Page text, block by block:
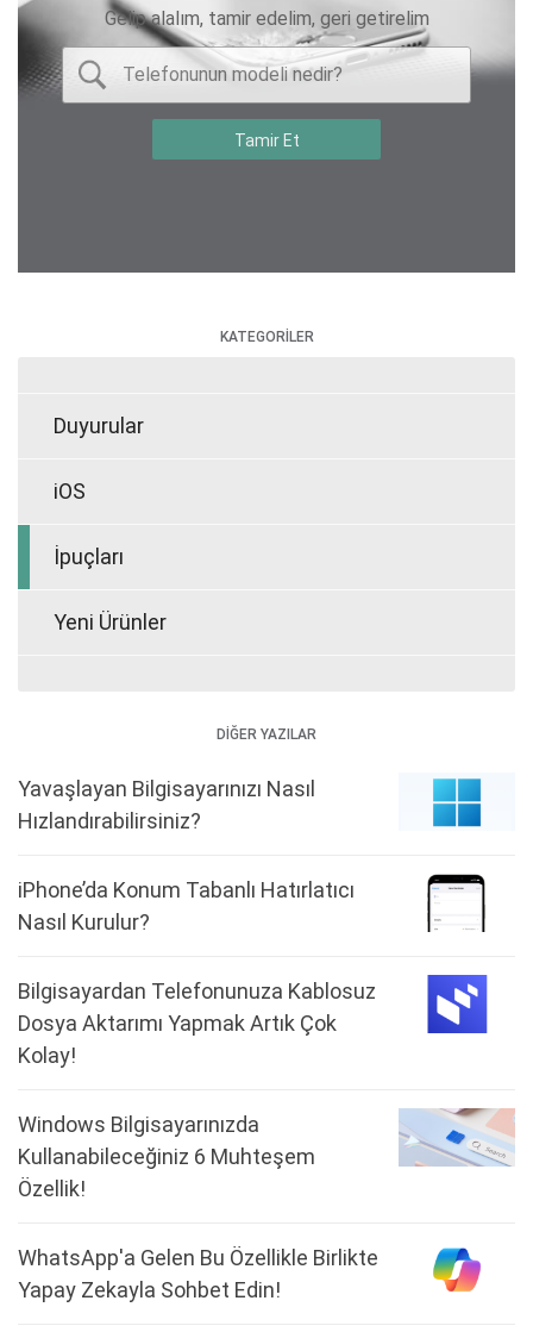
Gelip alalım, tamir edelim, geri getirelim
KATEGORİLER
Duyurular
iOS
İpuçları
Yeni Ürünler
DİĞER YAZILAR
Yavaşlayan Bilgisayarınızı Nasıl
Hızlandırabilirsiniz?
iPhone’da Konum Tabanlı Hatırlatıcı
Nasıl Kurulur?
Bilgisayardan Telefonunuza Kablosuz
Dosya Aktarımı Yapmak Artık Çok
Kolay!
Windows Bilgisayarınızda
Kullanabileceğiniz 6 Muhteşem
Özellik!
WhatsApp'a Gelen Bu Özellikle Birlikte
Yapay Zekayla Sohbet Edin!